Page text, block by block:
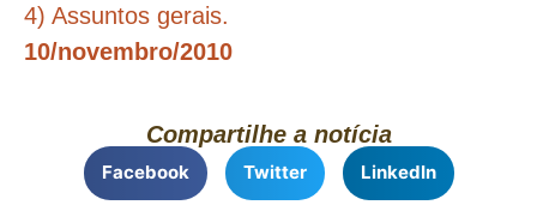
4) Assuntos gerais.
10/novembro/2010
Compartilhe a notícia
Facebook Twitter LinkedIn